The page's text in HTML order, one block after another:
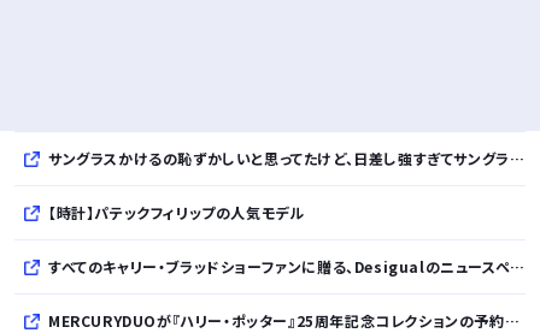
サングラスかけるの恥ずかしいと思ってたけど、日差し強すぎてサングラスかけ始めたわ
【時計】パテックフィリップの人気モデル
すべてのキャリー・ブラッドショーファンに贈る、Desigualのニュースペーパープリントコレクション
MERCURYDUOが『ハリー・ポッター』25周年記念コレクションの予約を開始